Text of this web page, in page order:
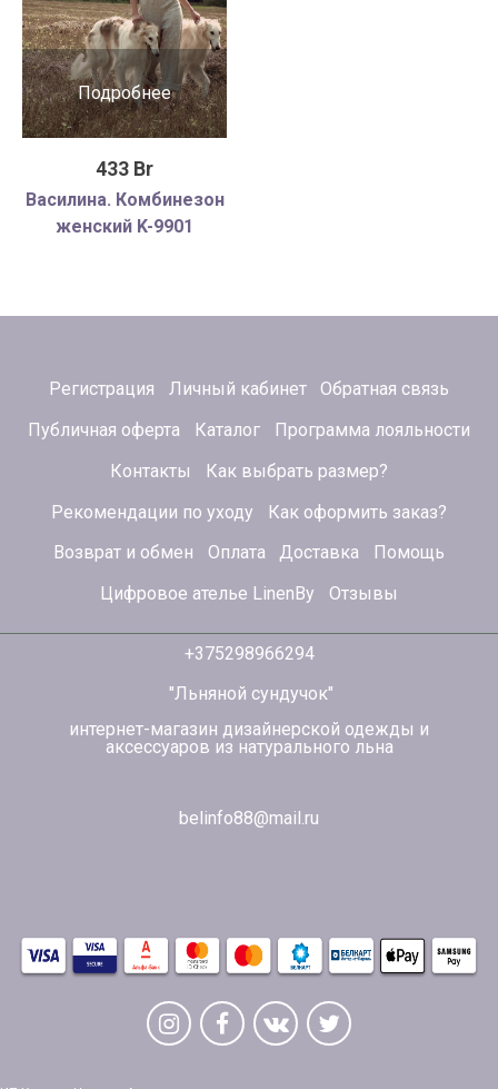
Подробнее
433 Br
Василина. Комбинезон
женский K-9901
Регистрация Личный кабинет
Обратная связь
Публичная оферта
Каталог
Программа лояльности
Контакты
Как выбрать размер?
Рекомендации по уходу
Как оформить заказ?
Возврат и обмен
Оплата Доставка
Помощь
Цифровое ателье LinenBy
Отзывы
+375298966294
"Льняной сундучок"
интернет-магазин дизайнерской одежды и
аксессуаров из натурального льна
belinfo88@mail.ru